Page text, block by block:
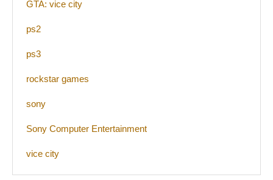
GTA: vice city
ps2
ps3
rockstar games
sony
Sony Computer Entertainment
vice city